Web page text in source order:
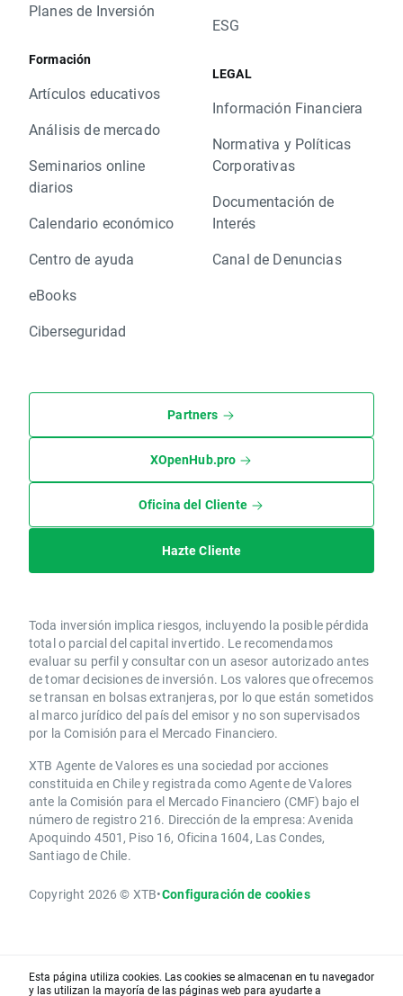
Planes de Inversión
Formación
Artículos educativos
Análisis de mercado
Seminarios online
diarios
Calendario económico
Centro de ayuda
eBooks
Ciberseguridad
ESG
LEGAL
Información Financiera
Normativa y Políticas
Corporativas
Documentación de
Interés
Canal de Denuncias
Partners
XOpenHub.pro
Oficina del Cliente
Hazte Cliente
Toda inversión implica riesgos, incluyendo la posible pérdida
total o parcial del capital invertido. Le recomendamos
evaluar su perfil y consultar con un asesor autorizado antes
de tomar decisiones de inversión. Los valores que ofrecemos
se transan en bolsas extranjeras, por lo que están sometidos
al marco jurídico del país del emisor y no son supervisados
por la Comisión para el Mercado Financiero.
XTB Agente de Valores es una sociedad por acciones
constituida en Chile y registrada como Agente de Valores
ante la Comisión para el Mercado Financiero (CMF) bajo el
número de registro 216. Dirección de la empresa: Avenida
Apoquindo 4501, Piso 16, Oficina 1604, Las Condes,
Santiago de Chile.
Copyright 2026 © XTB•Configuración de cookies
Esta página utiliza cookies. Las cookies se almacenan en tu navegador
y las utilizan la mayoría de las páginas web para ayudarte a